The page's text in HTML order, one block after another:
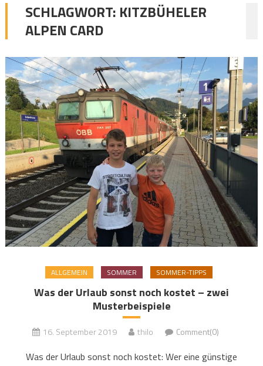
SCHLAGWORT: KITZBÜHELER
ALPEN CARD
ALLGEMEIN SOMMER SOMMER-TIPPS
Was der Urlaub sonst noch kostet – zwei
Musterbeispiele
16. September 2019 thilo Comment(0)
Was der Urlaub sonst noch kostet: Wer eine günstige